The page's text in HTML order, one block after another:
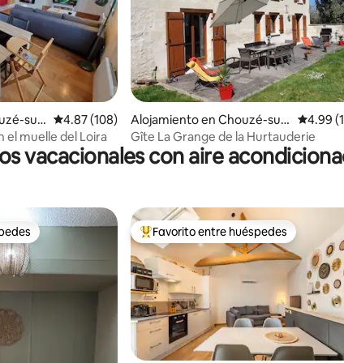
reseñas
sur- Calificación promedio: 4.87 de 5, 108 reseñas
4.87 (108)
el muelle del Loira
Alojamiento en Chouzé-sur-
Loire
4.99
Gîte La Grange de la Hurtauderie
vacacionales con aire
Favorito entre huéspedes preferido
Favorito entre huéspedes